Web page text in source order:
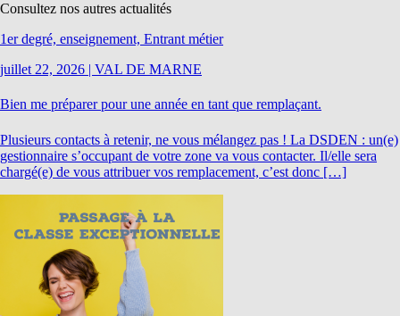
Consultez nos autres actualités
1er degré, enseignement, Entrant métier
juillet 22, 2026 | VAL DE MARNE
Bien me préparer pour une année en tant que remplaçant.
Plusieurs contacts à retenir, ne vous mélangez pas ! La DSDEN : un(e)
gestionnaire s’occupant de votre zone va vous contacter. Il/elle sera
chargé(e) de vous attribuer vos remplacement, c’est donc […]